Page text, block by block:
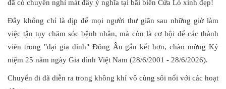
đã có chuyến nghỉ mát đầy ý nghĩa tại bãi biển Cửa Lò xinh đẹp!
Đây không chỉ là dịp để mọi người thư giãn sau những giờ làm
việc tận tụy chăm sóc bệnh nhân, mà còn là cơ hội để các thành
viên trong "đại gia đình" Đông Âu gắn kết hơn, chào mừng Kỷ
niệm 25 năm ngày Gia đình Việt Nam (28/6/2001 - 28/6/2026).
Chuyến đi đã diễn ra trong không khí vô cùng sôi nổi với các hoạt